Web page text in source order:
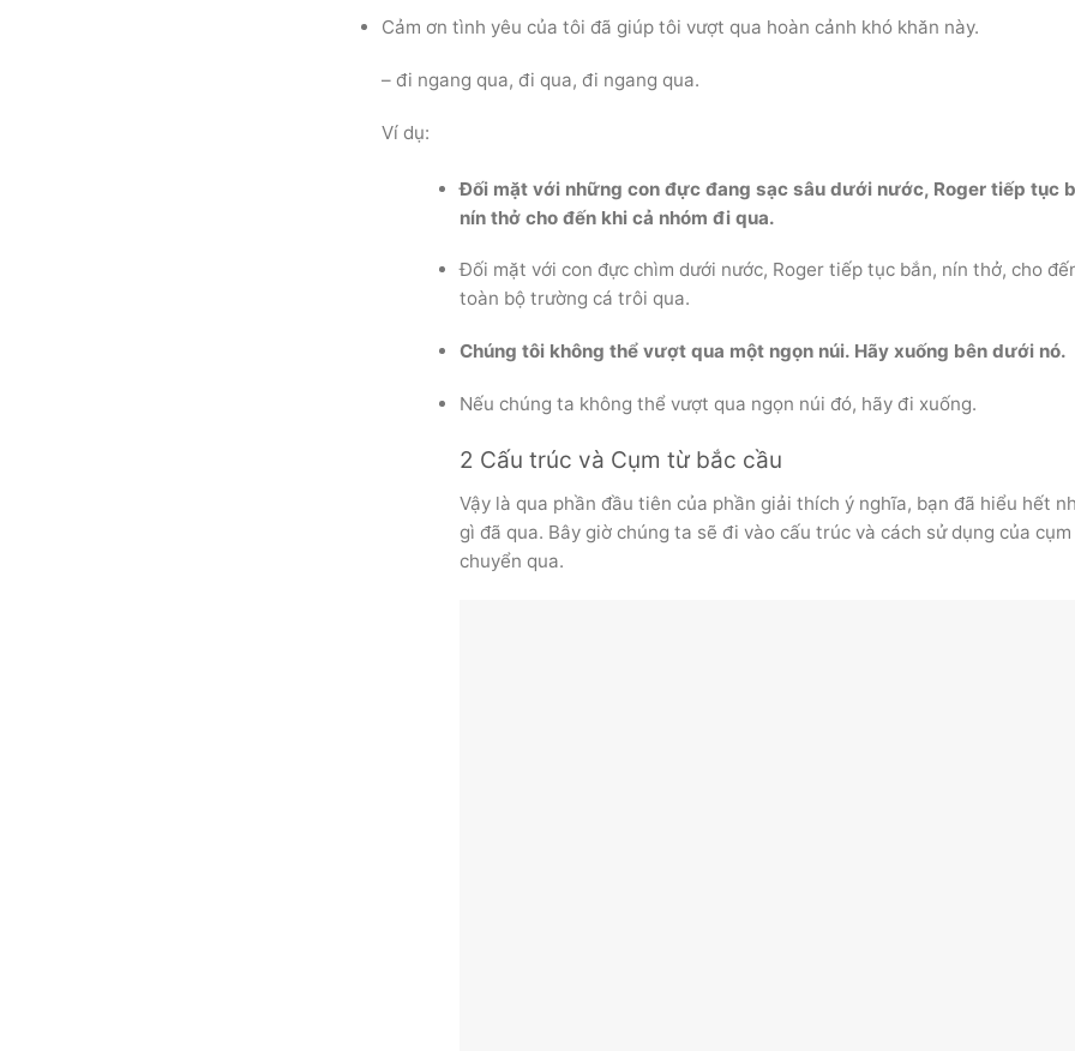
Cảm ơn tình yêu của tôi đã giúp tôi vượt qua hoàn cảnh khó khăn này.
– đi ngang qua, đi qua, đi ngang qua.
Ví dụ:
Đối mặt với những con đực đang sạc sâu dưới nước, Roger tiếp tục
nín thở cho đến khi cả nhóm đi qua.
Đối mặt với con đực chìm dưới nước, Roger tiếp tục bắn, nín thở, cho
toàn bộ trường cá trôi qua.
Chúng tôi không thể vượt qua một ngọn núi. Hãy xuống bên dưới nó.
Nếu chúng ta không thể vượt qua ngọn núi đó, hãy đi xuống.
2 Cấu trúc và Cụm từ bắc cầu
Vậy là qua phần đầu tiên của phần giải thích ý nghĩa, bạn đã hiểu hết
gì đã qua. Bây giờ chúng ta sẽ đi vào cấu trúc và cách sử dụng của
chuyển qua.